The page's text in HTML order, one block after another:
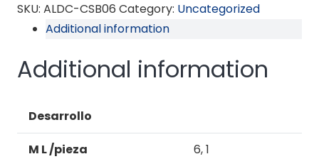
SKU: ALDC-CSB06 Category: Uncategorized
Additional information
Additional information
Desarrollo
M L /pieza 6, 1